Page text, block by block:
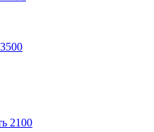
3500
2100